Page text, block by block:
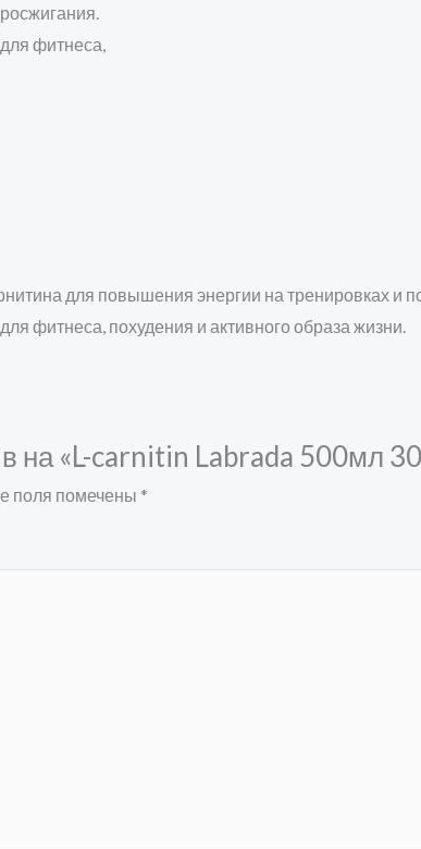
фитнеса,
для повышения энергии на тренировках и
фитнеса, похудения и активного образа жизни.
на «L-carnitin Labrada 500мл
поля помечены *